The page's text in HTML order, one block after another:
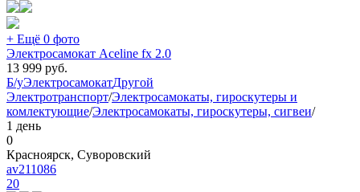
+ Ещё 0 фото
Электросамокат Aceline fx 2.0
13 999 руб.
Б/уЭлектросамокатДругой
Электротранспорт/Электросамокаты, гироскутеры и
комлектующие/Электросамокаты, гироскутеры, сигвеи/
1 день
0
Красноярск, Суворовский
av211086
20